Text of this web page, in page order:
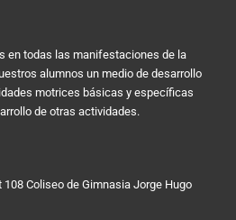
en todas las manifestaciones de la
alumnos un medio de desarrollo
motrices básicas y específicas
de otras actividades.
108 Coliseo de Gimnasia Jorge Hugo